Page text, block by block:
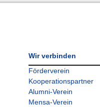
Wir verbinden
Förderverein
Kooperationspartner
Alumni-Verein
Mensa-Verein